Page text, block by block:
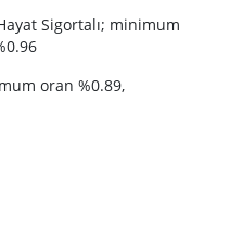
Sigortalı; minimum
oran %0.89,